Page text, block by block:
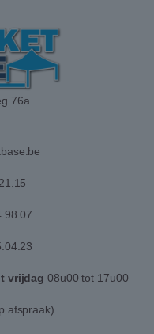
76a
vrijdag 08u00 tot 17u00
afspraak)